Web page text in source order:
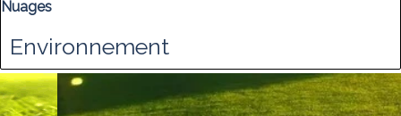
Sauter le bloc Nuages
Nuages
Environnement
Engagements